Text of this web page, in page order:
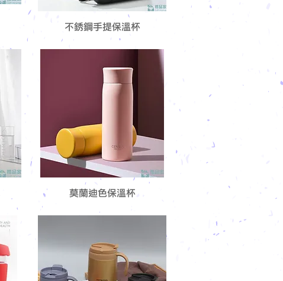
不銹鋼手提保溫杯
莫蘭迪色保溫杯